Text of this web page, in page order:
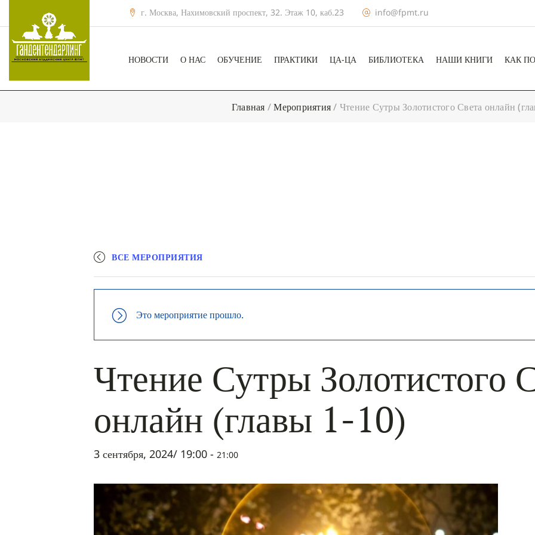
г. Москва, Нахимовский проспект, 32. Этаж 10, каб.23 info@fpmt.ru
НОВОСТИ О НАС ОБУЧЕНИЕ ПРАКТИКИ ЦА-ЦА БИБЛИОТЕКА НАШИ КНИГИ КАК
Главная /Мероприятия/ Чтение Сутры Золотистого Света онлайн
ВСЕ МЕРОПРИЯТИЯ
Это мероприятие прошло.
Чтение Сутры Золотистого
онлайн (главы 1-10)
3 сентября, 2024/ 19:00 - 21:00